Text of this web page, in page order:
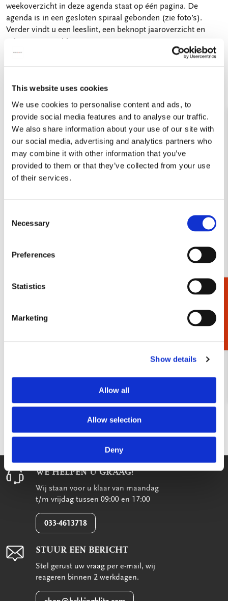
This website uses cookies
We use cookies to personalise content and ads, to
provide social media features and to analyse our traffic.
We also share information about your use of our site with
our social media, advertising and analytics partners who
may combine it with other information that you’ve
provided to them or that they’ve collected from your use
of their services.
Selection
Necessary
Preferences
Statistics
Marketing
Show details
Allow all
Allow selection
Deny
weekoverzicht in deze agenda staat op één pagina. De
agenda is in een gesloten spiraal gebonden (zie foto’s).
Verder vindt u een leeslint, een beknopt jaaroverzicht en
ruimte voor notities.
binnenzak of in een kleine tas mee te nemen. Het
weekoverzicht staat een foto met informatie over de vogels.
De agenda is voorzien van een harde kaft, een leeslint en
een beknopt jaaroverzicht. Ook is er ruimte voor notities.
Natuurpunt Vlaanderen weekagenda
Bij Natuurpunt staan natuureducatie, natuurbeheer en
aanschaf van deze weekagenda, steunt u het werk van deze
In de agenda vindt u het weekoverzicht op één pagina. De
mooiste natuurfoto’s. De agenda is spiraalgebonden en
bevat ruimte voor notities. Ook is een beknopt jaaroverzicht
Kies en bestel vandaag nog!
Gratis verzending via PostNL in Nederland vanaf € 30,-
Voor 14:00 uur besteld? Dezelfde dag verzonden
(indien op voorraad).
WE HELPEN U GRAAG!
Wij staan voor u klaar van maandag
t/m vrijdag tussen 09:00 en 17:00
033-4613718
STUUR EEN BERICHT
Stel gerust uw vraag per e-mail, wij
reageren binnen 2 werkdagen.
Cadeaukiezer